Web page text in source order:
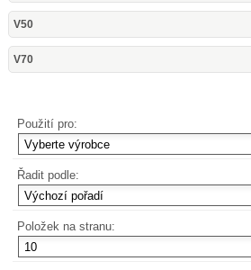
V50
V70
Použití pro:
Řadit podle:
Položek na stranu: